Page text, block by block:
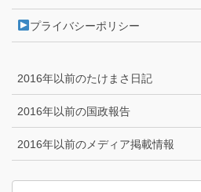
プライバシーポリシー
2016年以前のたけまさ日記
2016年以前の国政報告
2016年以前のメディア掲載情報